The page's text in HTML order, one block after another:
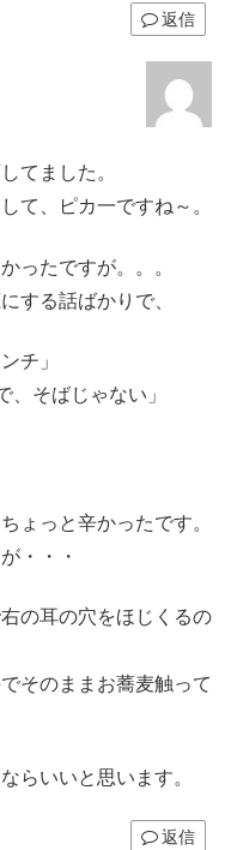
返信
てました。
て、ピカ一ですね～。
ったですが。。。
する話ばかりで、
チ」
、そばじゃない」
ょっと辛かったです。
・・・
の耳の穴をほじくるの
そのままお蕎麦触って
らいいと思います。
返信